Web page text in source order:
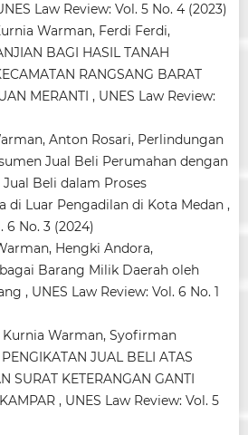
Law Review: Vol. 5 No. 4 (2023)
Warman, Ferdi Ferdi,
BAGI HASIL TANAH
RANGSANG BARAT
MERANTI , UNES Law Review:
Anton Rosari, Perlindungan
Jual Beli Perumahan dengan
Beli dalam Proses
di Luar Pengadilan di Kota Medan ,
6 No. 3 (2024)
Hengki Andora,
Barang Milik Daerah oleh
, UNES Law Review: Vol. 6 No. 1
Warman, Syofirman
JUAL BELI ATAS
SURAT KETERANGAN GANTI
, UNES Law Review: Vol. 5